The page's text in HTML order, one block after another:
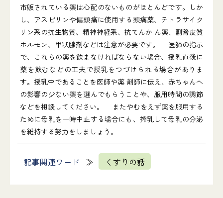
市販されている薬は心配のないものがほとんどです。しか
し、アスピリンや偏頭痛に使用する頭痛薬、テトラサイク
リン系の抗生物質、精神神経系、抗てんか ん薬、副腎皮質
ホルモン、甲状腺剤などは注意が必要です。 医師の指示
で、これらの薬を飲まなければならない場合、授乳直後に
薬を飲むなどの工夫で授乳をつづけられる場合がありま
す。授乳中であることを医師や薬 剤師に伝え、赤ちゃんへ
の影響の少ない薬を選んでもらうことや、服用時間の調節
などを相談してください。 またやむをえず薬を服用する
ために母乳を一時中止する場合にも、搾乳して母乳の分泌
を維持する努力をしましょう。
記事関連ワード くすりの話